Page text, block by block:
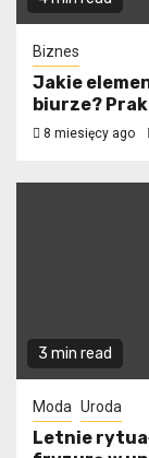
Biznes
Jakie
biurze?
8 miesięcy ago
3 min read
Moda Uroda
Letnie